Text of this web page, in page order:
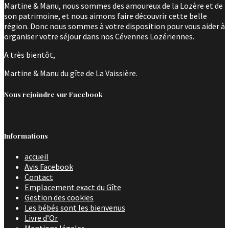
Martine & Manu, nous sommes des amoureux de la Lozère et de
son patrimoine, et nous aimons faire découvrir cette belle
région. Donc nous sommes à votre disposition pour vous aider à
organiser votre séjour dans nos Cévennes Lozériennes.
A très bientôt,
Martine & Manu du gîte de La Vaissière.
Nous rejoindre sur Facebook
Informations
accueil
Avis Facebook
Contact
Emplacement exact du Gîte
Gestion des cookies
Les bébés sont les bienvenus
Livre d’Or